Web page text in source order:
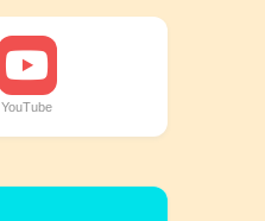
YouTube